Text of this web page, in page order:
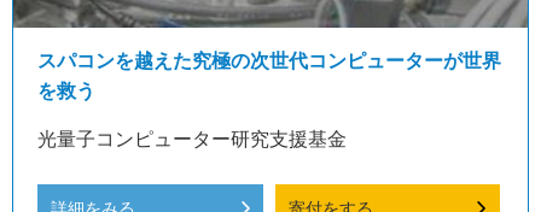
スパコンを越えた究極の次世代コンピューターが世界
を救う
光量子コンピューター研究支援基金
詳細をみる 寄付をする